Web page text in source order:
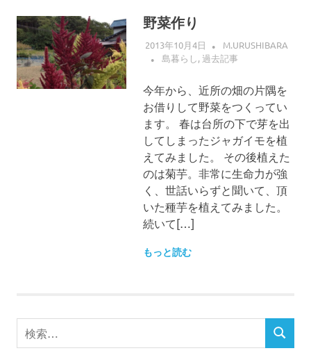
野菜作り
2013年10月4日
M.URUSHIBARA
島暮らし,過去記事
今年から、近所の畑の片隅を
お借りして野菜をつくってい
ます。 春は台所の下で芽を出
してしまったジャガイモを植
えてみました。 その後植えた
のは菊芋。非常に生命力が強
く、世話いらずと聞いて、頂
いた種芋を植えてみました。
続いて[…]
もっと読む
検
索
検